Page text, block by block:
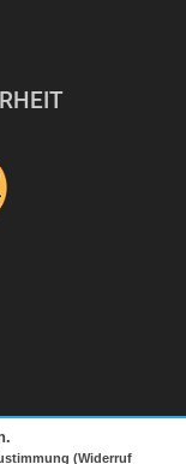
(Widerruf